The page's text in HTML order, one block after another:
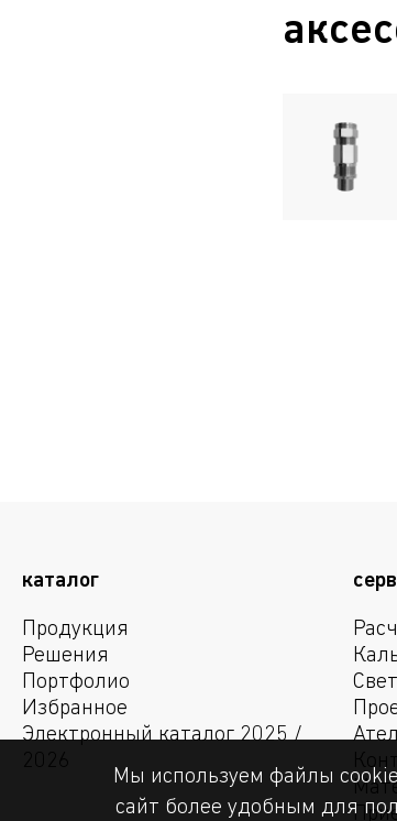
каталог
Продукция
Решения
Портфолио
Избранное
Электронный каталог 2025 /
2026
Мы используем файлы
сайт более удобным для